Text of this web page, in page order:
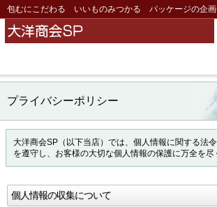
包むにこだわる いいものみつかる パッケージの企画
プライバシーポリシー
大洋商会SP（以下当店）では、個人情報に関する法
を遵守し、お客様の大切な個人情報の保護に万全を尽
個人情報の収集について